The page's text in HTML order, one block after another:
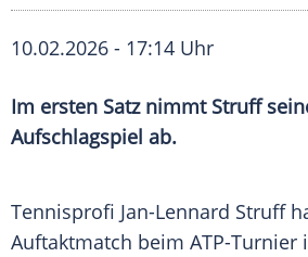
10.02.2026 - 17:14 Uhr
Im ersten Satz nimmt Struff
Aufschlagspiel ab.
Tennisprofi Jan-Lennard Struff
Auftaktmatch beim ATP-Turnier